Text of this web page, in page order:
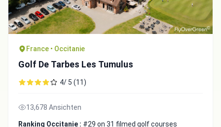
France • Occitanie
Golf De Tarbes Les Tumulus
4/ 5 (11)
13,678 Ansichten
Ranking Occitanie : #29 on 31 filmed golf courses
Integrate video